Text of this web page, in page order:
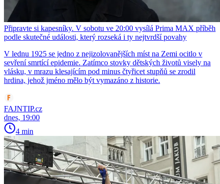
Připravte si kapesníky. V sobotu ve 20:00 vysílá Prima MAX příběh
podle skutečné události, který rozseká i ty nejtvrdší povahy
V lednu 1925 se jedno z nejizolovanějších míst na Zemi ocitlo v
sevření smrtící epidemie. Zatímco stovky dětských životů visely na
vlásku, v mrazu klesajícím pod minus čtyřicet stupňů se zrodil
hrdina, jehož jméno mělo být vymazáno z historie.
FAJNTIP.cz
dnes, 19:00
4 min